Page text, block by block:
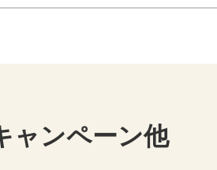
ャンペーン他